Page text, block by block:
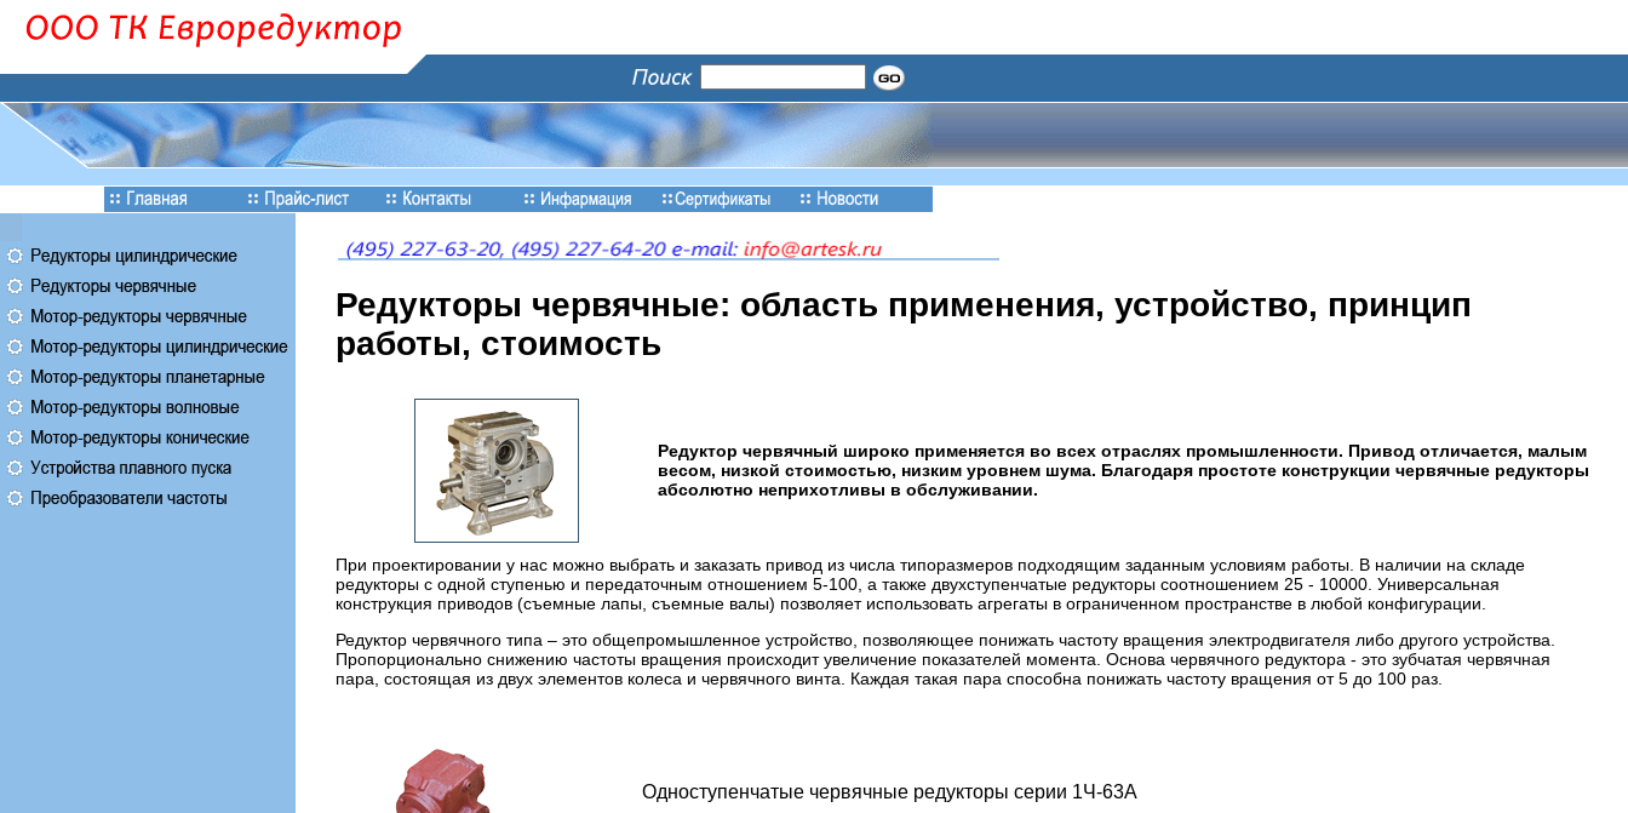
Редукторы червячные: область применения, устройство, принцип
работы, стоимость
Редуктор червячный широко применяется во всех отраслях промышленности. Привод отличается, малым
весом, низкой стоимостью, низким уровнем шума. Благодаря простоте конструкции червячные редукторы
абсолютно неприхотливы в обслуживании.
При проектировании у нас можно выбрать и заказать привод из числа типоразмеров подходящим заданным условиям работы. В наличии на складе
редукторы с одной ступенью и передаточным отношением 5-100, а также двухступенчатые редукторы соотношением 25 - 10000. Универсальная
конструкция приводов (съемные лапы, съемные валы) позволяет использовать агрегаты в ограниченном пространстве в любой конфигурации.
Редуктор червячного типа – это общепромышленное устройство, позволяющее понижать частоту вращения электродвигателя либо другого устройства.
Пропорционально снижению частоты вращения происходит увеличение показателей момента. Основа червячного редуктора - это зубчатая червячная
пара, состоящая из двух элементов колеса и червячного винта. Каждая такая пара способна понижать частоту вращения от 5 до 100 раз.
Одноступенчатые червячные редукторы серии 1Ч-63А